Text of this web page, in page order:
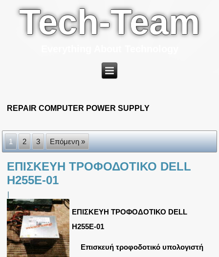
Tech-Team
REPAIR COMPUTER POWER SUPPLY
1 2 3 Επόμενη »
ΕΠΙΣΚΕΥΗ ΤΡΟΦΟΔΟΤΙΚΟ DELL
H255E-01
|
ΕΠΙΣΚΕΥΗ ΤΡΟΦΟΔΟΤΙΚΟ DELL
H255E-01
Επισκευή τροφοδοτικό υπολογιστή